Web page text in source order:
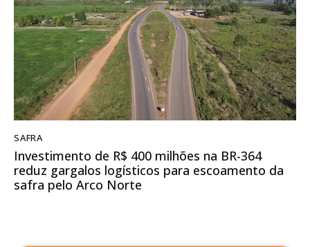
SAFRA
Investimento de R$ 400 milhões na BR-364
reduz gargalos logísticos para escoamento da
safra pelo Arco Norte